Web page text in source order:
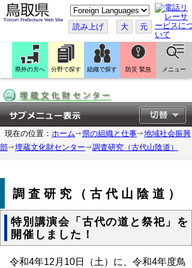
こ
の
ペ
ー
ジ
翻
訳
す
読み上げ 大 元
県外の方へ 分野で探す 組織で探す 防災 緊急 メニュー
現在の位置： ホーム 県の組織と仕事
地域社会振興
部
埋蔵文化財センター 調査研究（古代山陰道）
調査研究（古代山陰道）
特別講演会「古代の道と祭祀」を
開催しました！
令和4年12月10日（土）に、令和4年度鳥